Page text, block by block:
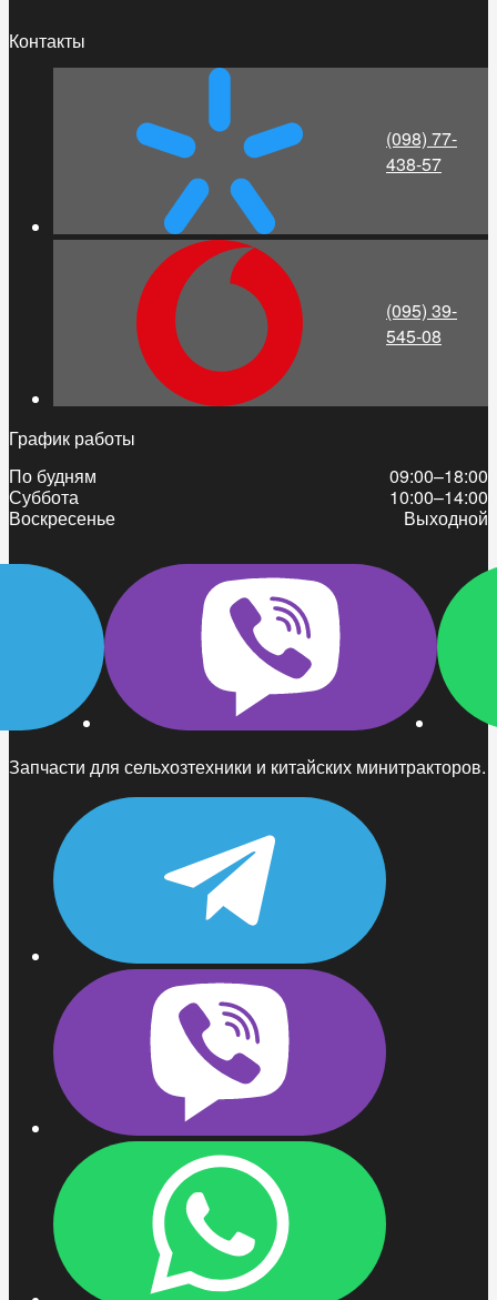
Запчасти для сельхозтехники и китайских минитракторов.
Контакты
(098) 77-
438-57
(095) 39-
545-08
График работы
По будням
09:00–18:00
Суббота
10:00–14:00
Воскресенье
Выходной